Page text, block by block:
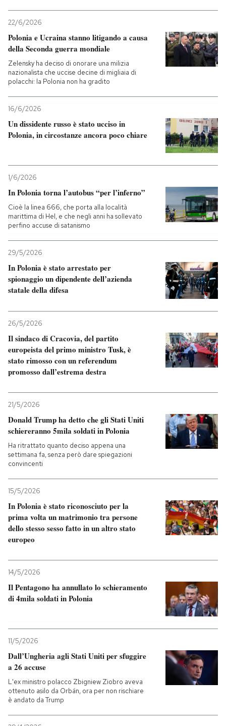
22/6/2026
Polonia e Ucraina stanno litigando a causa
della Seconda guerra mondiale
Zelensky ha deciso di onorare una milizia
nazionalista che uccise decine di migliaia di
polacchi: la Polonia non ha gradito
16/6/2026
Un dissidente russo è stato ucciso in
Polonia, in circostanze ancora poco chiare
1/6/2026
In Polonia torna l’autobus “per l’inferno”
Cioè la linea 666, che porta alla località
marittima di Hel, e che negli anni ha sollevato
perfino accuse di satanismo
29/5/2026
In Polonia è stato arrestato per
spionaggio un dipendente dell’azienda
statale della difesa
26/5/2026
Il sindaco di Cracovia, del partito
europeista del primo ministro Tusk, è
stato rimosso con un referendum
promosso dall’estrema destra
21/5/2026
Donald Trump ha detto che gli Stati Uniti
schiereranno 5mila soldati in Polonia
Ha ritrattato quanto deciso appena una
settimana fa, senza però dare spiegazioni
convincenti
15/5/2026
In Polonia è stato riconosciuto per la
prima volta un matrimonio tra persone
dello stesso sesso fatto in un altro stato
europeo
14/5/2026
Il Pentagono ha annullato lo schieramento
di 4mila soldati in Polonia
11/5/2026
Dall’Ungheria agli Stati Uniti per sfuggire
a 26 accuse
L'ex ministro polacco Zbigniew Ziobro aveva
ottenuto asilo da Orbán, ora per non rischiare
è andato da Trump